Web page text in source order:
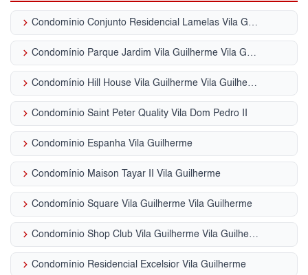
keyboard_arrow_right Condomínio Conjunto Residencial Lamelas Vila Guilherme
keyboard_arrow_right Condomínio Parque Jardim Vila Guilherme Vila Guilherme
keyboard_arrow_right Condomínio Hill House Vila Guilherme Vila Guilherme
keyboard_arrow_right Condomínio Saint Peter Quality Vila Dom Pedro II
keyboard_arrow_right Condomínio Espanha Vila Guilherme
keyboard_arrow_right Condomínio Maison Tayar II Vila Guilherme
keyboard_arrow_right Condomínio Square Vila Guilherme Vila Guilherme
keyboard_arrow_right Condomínio Shop Club Vila Guilherme Vila Guilherme
keyboard_arrow_right Condomínio Residencial Excelsior Vila Guilherme